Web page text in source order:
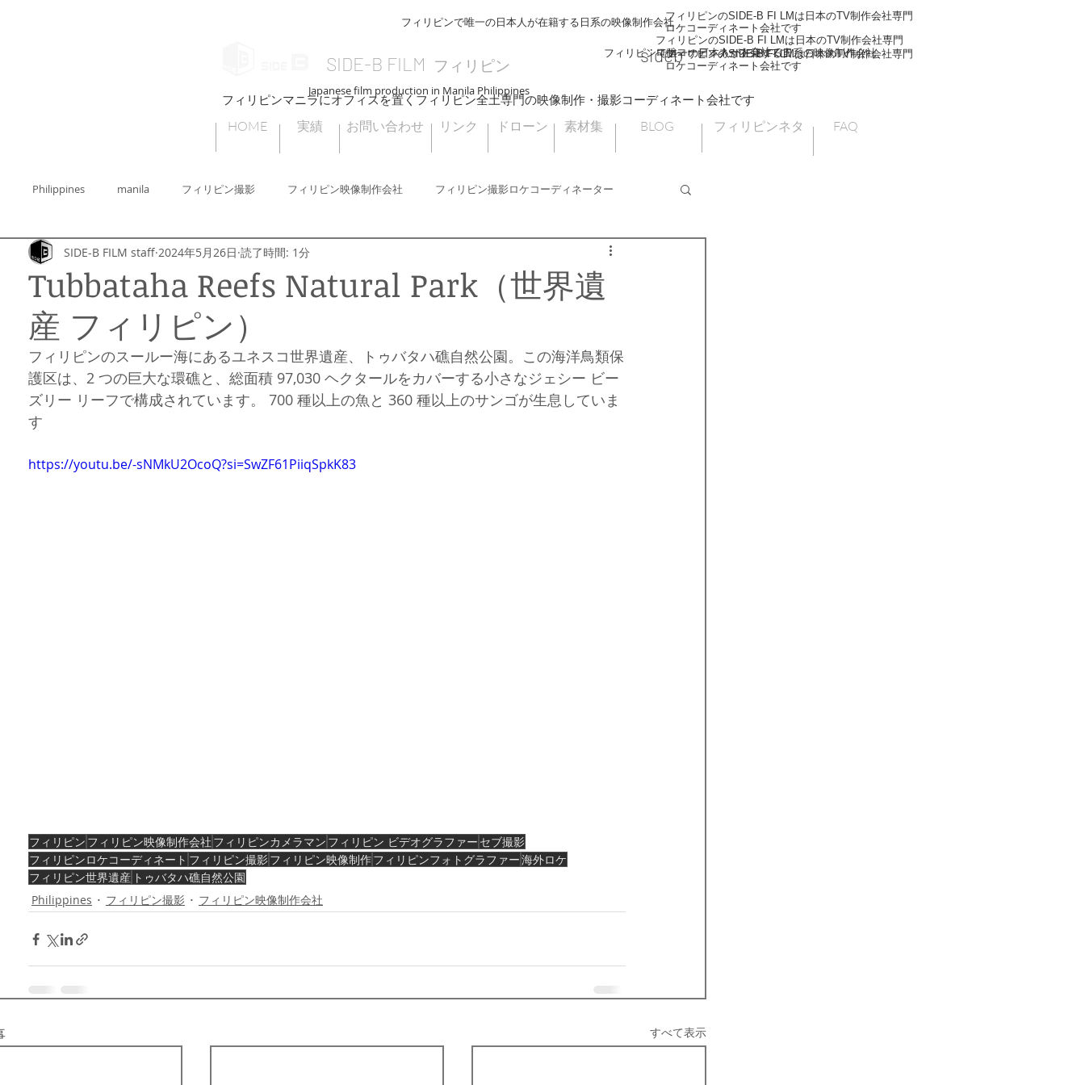
SIDE-B FILM フィリピン sideb
フィリピンで唯一の日本人が在籍する日系の映像制作会社
フィリピンのSIDE-B FI LMは日本のTV制作会社専門
ロケコーディネート会社です
フィリピンのSIDE-B FI LMは日本のTV制作会社専門
ロケコーディネート会社です
フィリピンで唯一の日本人が在籍する日系の映像制作会社
フィリピンのSIDE-B FI LMは日本のTV制作会社専門
ロケコーディネート会社です
Japanese film production in Manila Philippines
フィリピンマニラにオフィスを置くフィリピン全土専門の映像制作・撮影コーディネート会社です
HOME 実績 お問い合わせ リンク ドローン 素材集 BLOG フィリピンネタ FAQ
Philippines manila フィリピン撮影 フィリピン映像制作会社 フィリピン撮影ロケコーディネーター
ピン撮影許可 フィリピンセブ フィリピンビデオグラファー
ピンフォトグラファー Cebu フィリピンの子どもたちの遊び
族イフガオ族 フィリピン部族 フィリピンロケ ボラカイ島 フィリピンビザ パラワンロケ 世界遺産
Tubbataha Reefs Natural Park（世界遺
産 フィリピン）
SIDE-B FILM staff 2024年5月26日 読了時間: 1分
フィリピンのスールー海にあるユネスコ世界遺産、トゥバタハ礁自然公園。この海洋鳥類保
護区は、2 つの巨大な環礁と、総面積 97,030 ヘクタールをカバーする小さなジェシー ビー
ズリー リーフで構成されています。 700 種以上の魚と 360 種以上のサンゴが生息していま
す
https://youtu.be/-sNMkU2OcoQ?si=SwZF61PiiqSpkK83
フィリピン フィリピン映像制作会社 フィリピンカメラマン フィリピン ビデオグラファー セブ撮影
フィリピンロケコーディネート フィリピン撮影フィリピン映像制作フィリピンフォトグラファー海外ロケ
フィリピン世界遺産 トゥバタハ礁自然公園
Philippines
フィリピン撮影 フィリピン映像制作会社
すべて表示